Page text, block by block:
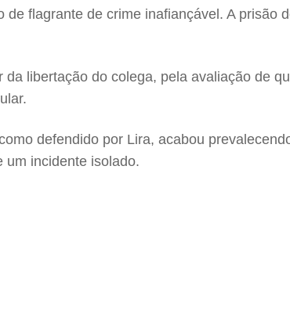
flagrante de crime inafiançável. A prisão
libertação do colega, pela avaliação de
defendido por Lira, acabou
um incidente isolado.